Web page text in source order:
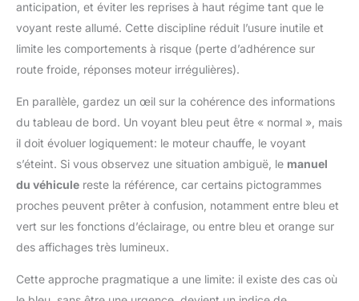
anticipation, et éviter les reprises à haut régime tant que le
voyant reste allumé. Cette discipline réduit l’usure inutile et
limite les comportements à risque (perte d’adhérence sur
route froide, réponses moteur irrégulières).
En parallèle, gardez un œil sur la cohérence des informations
du tableau de bord. Un voyant bleu peut être « normal », mais
il doit évoluer logiquement: le moteur chauffe, le voyant
s’éteint. Si vous observez une situation ambiguë, le manuel
du véhicule reste la référence, car certains pictogrammes
proches peuvent prêter à confusion, notamment entre bleu et
vert sur les fonctions d’éclairage, ou entre bleu et orange sur
des affichages très lumineux.
Cette approche pragmatique a une limite: il existe des cas où